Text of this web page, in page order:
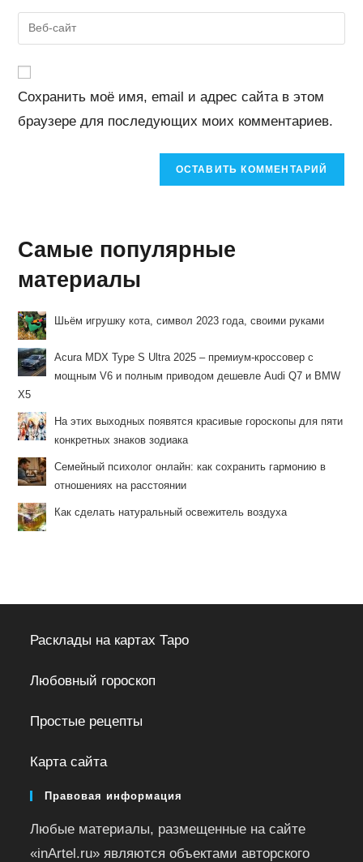
пользователя,
чтобы
прокомментировать
email-
адрес,
Введите
URL
веб-
сайта
(необязательно)
Сохранить моё имя, email и адрес сайта в этом
браузере для последующих моих комментариев.
Самые популярные
материалы
Шьём игрушку кота, символ 2023 года, своими руками
Acura MDX Type S Ultra 2025 – премиум-кроссовер с
мощным V6 и полным приводом дешевле Audi Q7 и BMW
X5
На этих выходных появятся красивые гороскопы для пяти
конкретных знаков зодиака
Семейный психолог онлайн: как сохранить гармонию в
отношениях на расстоянии
Как сделать натуральный освежитель воздуха
Расклады на картах Таро
Любовный гороскоп
Простые рецепты
Карта сайта
Правовая информация
Любые материалы, размещенные на сайте
«inArtel.ru» являются объектами авторского